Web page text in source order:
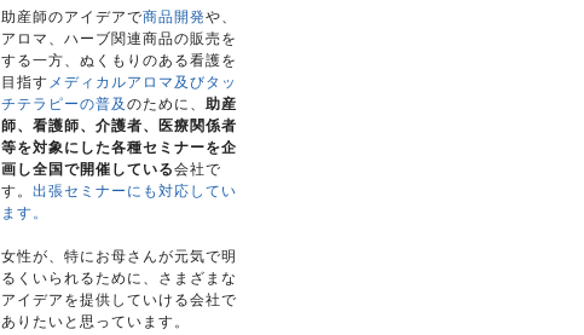
助産師のアイデアで商品開発や、
アロマ、ハーブ関連商品の販売を
する一方、ぬくもりのある看護を
目指す メディカルアロマ及びタッ
チテラピーの普及 のために、 助産
師、看護師、介護者、医療関係者
等を対象にした各種セミナーを企
画し全国で開催している会社で
す。 出張セミナーにも対応してい
ます。
女性が、特にお母さんが元気で明
るくいられるために、さまざまな
アイデアを提供していける会社で
ありたいと思っています。